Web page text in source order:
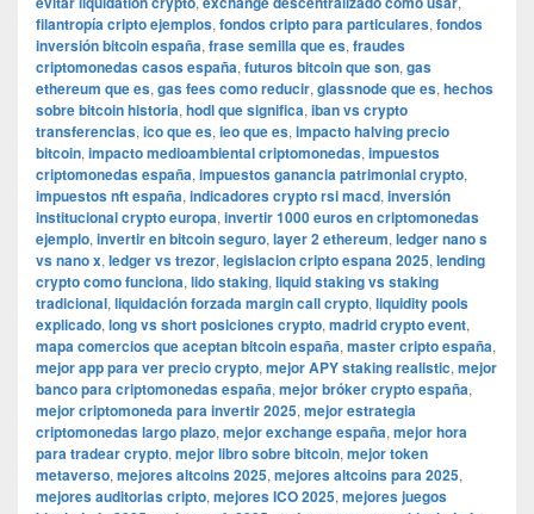
filantropía cripto ejemplos, fondos cripto para particulares, fondos
inversión bitcoin españa, frase semilla que es, fraudes
criptomonedas casos españa, futuros bitcoin que son, gas
ethereum que es, gas fees como reducir, glassnode que es, hechos
sobre bitcoin historia, hodl que significa, iban vs crypto
transferencias, ico que es, ieo que es, impacto halving precio
bitcoin, impacto medioambiental criptomonedas, impuestos
criptomonedas españa, impuestos ganancia patrimonial crypto,
impuestos nft españa, indicadores crypto rsi macd, inversión
institucional crypto europa, invertir 1000 euros en criptomonedas
ejemplo, invertir en bitcoin seguro, layer 2 ethereum, ledger nano s
vs nano x, ledger vs trezor, legislacion cripto espana 2025, lending
crypto como funciona, lido staking, liquid staking vs staking
tradicional, liquidación forzada margin call crypto, liquidity pools
explicado, long vs short posiciones crypto, madrid crypto event,
mapa comercios que aceptan bitcoin españa, master cripto españa,
mejor app para ver precio crypto, mejor APY staking realistic, mejor
banco para criptomonedas españa, mejor bróker crypto españa,
mejor criptomoneda para invertir 2025, mejor estrategia
criptomonedas largo plazo, mejor exchange españa, mejor hora
para tradear crypto, mejor libro sobre bitcoin, mejor token
metaverso, mejores altcoins 2025, mejores altcoins para 2025,
mejores auditorias cripto, mejores ICO 2025, mejores juegos